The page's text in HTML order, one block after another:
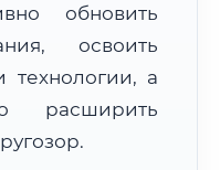
ФИС ФРДО
и просмотра
обновить
освоить
а
расширить